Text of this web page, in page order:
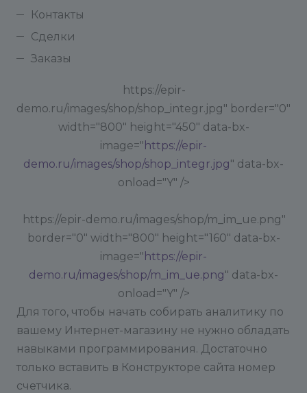
Контакты
Сделки
Заказы
https://epir-
demo.ru/images/shop/shop_integr.jpg" border="0"
width="800" height="450" data-bx-
image=" https://epir-
demo.ru/images/shop/shop_integr.jpg" data-bx-
onload="Y" />
https://epir-demo.ru/images/shop/m_im_ue.png"
border="0" width="800" height="160" data-bx-
image=" https://epir-
demo.ru/images/shop/m_im_ue.png" data-bx-
onload="Y" />
Для того, чтобы начать собирать аналитику по
вашему Интернет-магазину не нужно обладать
навыками программирования. Достаточно
только вставить в Конструкторе сайта номер
счетчика.